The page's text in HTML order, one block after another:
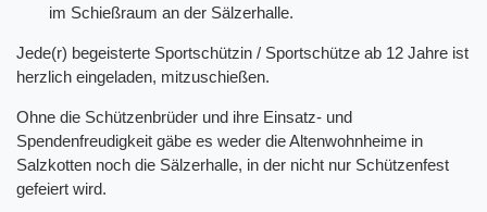
im Schießraum an der Sälzerhalle.
Jede(r) begeisterte Sportschützin / Sportschütze ab 12 Jahre ist
herzlich eingeladen, mitzuschießen.
Ohne die Schützenbrüder und ihre Einsatz- und
Spendenfreudigkeit gäbe es weder die Altenwohnheime in
Salzkotten noch die Sälzerhalle, in der nicht nur Schützenfest
gefeiert wird.